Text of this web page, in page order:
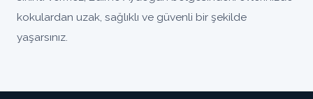
kokulardan uzak, sağlıklı ve güvenli bir şekilde
yaşarsınız.